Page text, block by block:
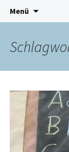
Damf
Menü